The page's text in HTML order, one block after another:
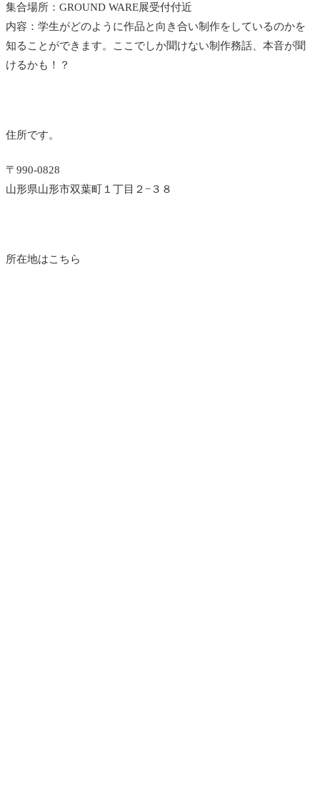
集合場所：GROUND WARE展受付付近
内容：学生がどのように作品と向き合い制作をしているのかを
知ることができます。ここでしか聞けない制作務話、本音が聞
けるかも！？
住所です。
〒990-0828
山形県山形市双葉町１丁目２−３８
所在地はこちら